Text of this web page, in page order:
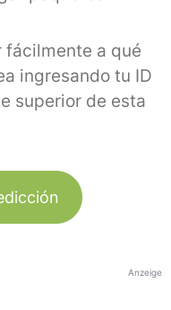
fácilmente a qué
ingresando tu ID
superior de esta
Anzeige